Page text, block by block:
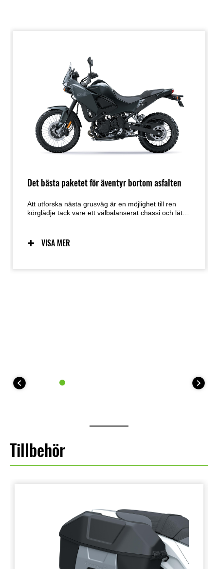
Det bästa paketet för äventyr bortom asfalten
Att utforska nästa grusväg är en möjlighet till ren
körglädje tack vare ett välbalanserat chassi och lätt,
upp eller sitter ner, medan den sömlösa karossen
låter föraren röra sig fritt. Den förarfokuserade och
VISA MER
Tillbehör